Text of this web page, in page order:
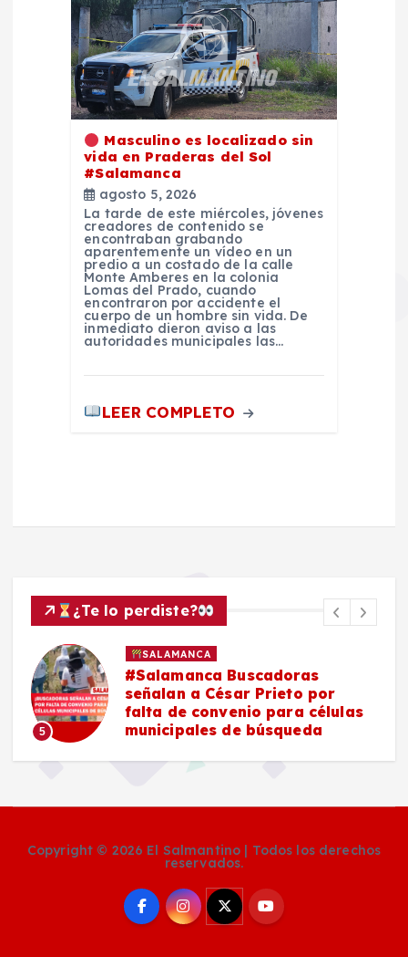
Masculino es localizado sin
vida en Praderas del Sol
#Salamanca
agosto 5, 2026
La tarde de este miércoles, jóvenes
creadores de contenido se
encontraban grabando
aparentemente un vídeo en un
predio a un costado de la calle
Monte Amberes en la colonia
Lomas del Prado, cuando
encontraron por accidente el
cuerpo de un hombre sin vida. De
inmediato dieron aviso a las
autoridades municipales las…
LEER COMPLETO
¿Te lo perdiste?
5
SALAMANCA
#Salamanca Buscadoras
señalan a César Prieto por
falta de convenio para células
municipales de búsqueda
Copyright © 2026 El Salmantino | Todos los derechos
reservados.